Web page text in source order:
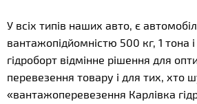
У всіх типів наших авто, є
вантажопідйомністю 500 кг, 1 тона
гідроборт відмінне рішення для
перевезення товару і для тих, хто
«вантажоперевезення Карлівка